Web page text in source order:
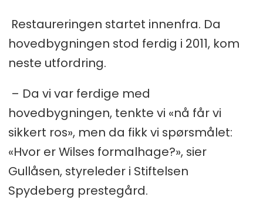
Restaureringen startet innenfra. Da
hovedbygningen stod ferdig i 2011, kom
neste utfordring.
– Da vi var ferdige med
hovedbygningen, tenkte vi «nå får vi
sikkert ros», men da fikk vi spørsmålet:
«Hvor er Wilses formalhage?», sier
Gullåsen, styreleder i Stiftelsen
Spydeberg prestegård.